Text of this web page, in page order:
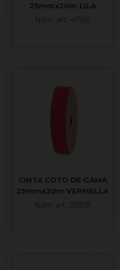
25mmx20m LILA
Núm. art.: 41160
CINTA COTO DE GAMA
25mmx20m VERMELLA
Núm. art.: 29358